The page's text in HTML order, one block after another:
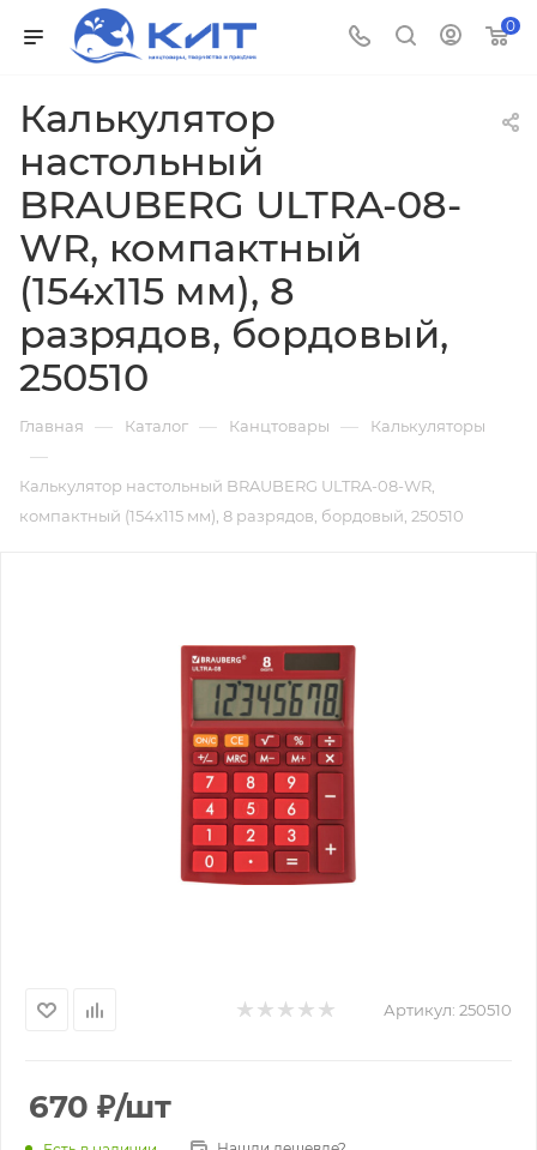
0
Калькулятор
настольный
BRAUBERG ULTRA-08-
WR, компактный
(154х115 мм), 8
разрядов, бордовый,
250510
Главная — Каталог — Канцтовары — Калькуляторы
—
Калькулятор настольный BRAUBERG ULTRA-08-WR,
компактный (154х115 мм), 8 разрядов, бордовый, 250510
Артикул: 250510
670 ₽/шт